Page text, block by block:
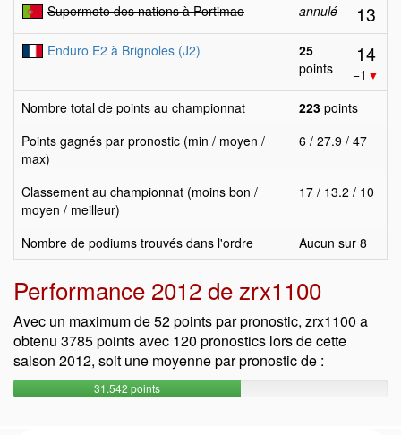
Supermoto des nations à Portimao annulé 13
Enduro E2 à Brignoles (J2)
25
points
14
−1 ▼
Nombre total de points au championnat
223 points
Points gagnés par pronostic (min / moyen /
max)
6 / 27.9 / 47
Classement au championnat (moins bon /
moyen / meilleur)
17 / 13.2 / 10
Nombre de podiums trouvés dans l'ordre Aucun sur 8
Performance 2012 de zrx1100
Avec un maximum de 52 points par pronostic, zrx1100 a
obtenu 3785 points avec 120 pronostics lors de cette
saison 2012, soit une moyenne par pronostic de :
31.542 points